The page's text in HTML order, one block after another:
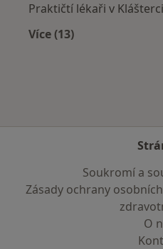
Praktičtí lékaři v
Více (13)
Soukromí a
Zásady ochrany
O